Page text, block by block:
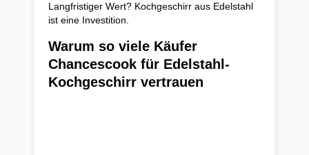
Langfristiger Wert? Kochgeschirr aus Edelstahl
ist eine Investition.
Warum so viele Käufer
Chancescook für Edelstahl-
Kochgeschirr vertrauen